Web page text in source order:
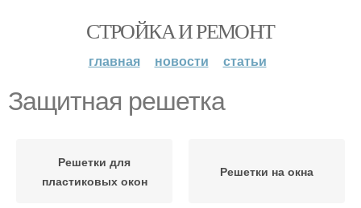
СТРОЙКА И РЕМОНТ
главная новости статьи
Защитная решетка
Решетки для
пластиковых окон
Решетки на окна